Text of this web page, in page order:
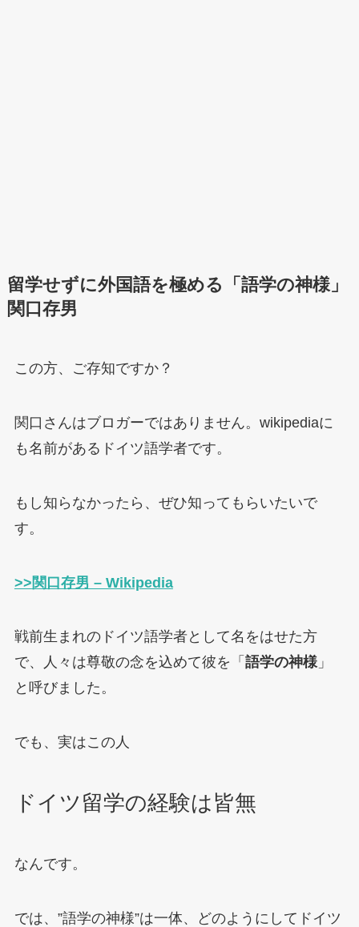
留学せずに外国語を極める「語学の神様」
関口存男
この方、ご存知ですか？
関口さんはブロガーではありません。wikipediaに
も名前があるドイツ語学者です。
もし知らなかったら、ぜひ知ってもらいたいで
す。
>>関口存男 – Wikipedia
戦前生まれのドイツ語学者として名をはせた方
で、人々は尊敬の念を込めて彼を「 語学の神様」
と呼びました。
でも、実はこの人
ドイツ留学の経験は皆無
なんです。
では、”語学の神様”は一体、どのようにしてドイツ